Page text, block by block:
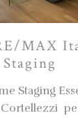
MAX
Staging
Cortellezzi